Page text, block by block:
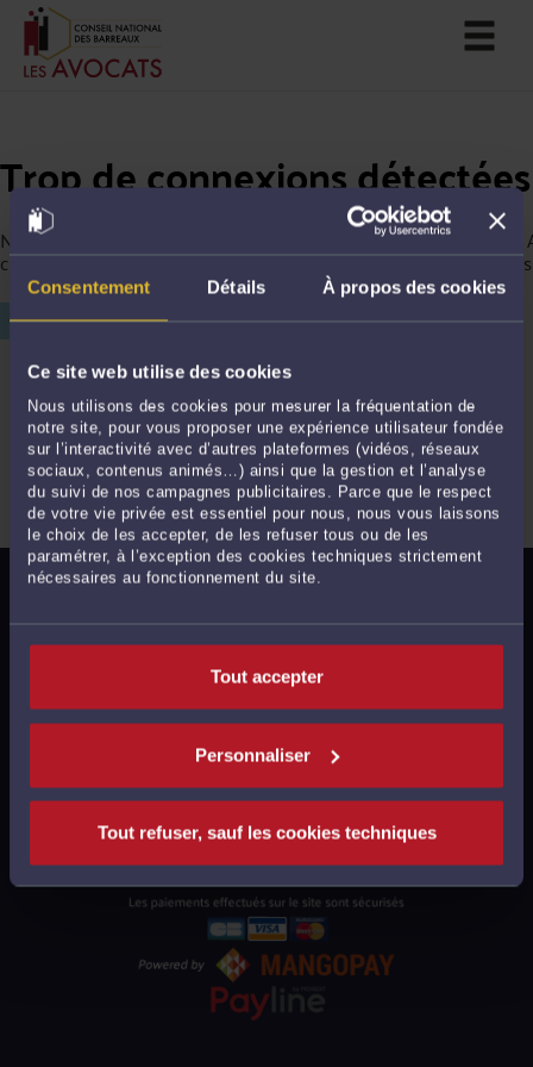
Consentement Détails À propos des cookies
Ce site web utilise des cookies
Nous utilisons des cookies pour mesurer la fréquentation de
notre site, pour vous proposer une expérience utilisateur fondée
sur l’interactivité avec d’autres plateformes (vidéos, réseaux
sociaux, contenus animés…) ainsi que la gestion et l’analyse
du suivi de nos campagnes publicitaires. Parce que le respect
de votre vie privée est essentiel pour nous, nous vous laissons
le choix de les accepter, de les refuser tous ou de les
paramétrer, à l’exception des cookies techniques strictement
nécessaires au fonctionnement du site.
Tout accepter
Personnaliser
Tout refuser, sauf les cookies techniques
Trop de connexions détectées
Nous avons détecté trop de connexions depuis votre
continuer votre navigation, merci de saisir le chiffre affiché ci-
POLITIQUE DE CONFIDENTIALITÉ
POLITIQUE DES COOKIES
CGU AVOCATS
CGUV UTILISATEURS
PLAN DU SITE
SUPPORT